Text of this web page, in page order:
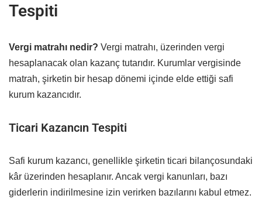
Tespiti
Vergi matrahı nedir? Vergi matrahı, üzerinden vergi
hesaplanacak olan kazanç tutarıdır. Kurumlar vergisinde
matrah, şirketin bir hesap dönemi içinde elde ettiği safi
kurum kazancıdır.
Ticari Kazancın Tespiti
Safi kurum kazancı, genellikle şirketin ticari bilançosundaki
kâr üzerinden hesaplanır. Ancak vergi kanunları, bazı
giderlerin indirilmesine izin verirken bazılarını kabul etmez.